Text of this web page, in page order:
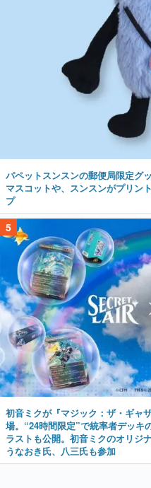
パペットスンスンの郵便局限定グ
マスコットや、スンスンがプリン
プ
5
初音ミクが『マジック：ザ・ギャ
場。“24時間限定”で統率者デッキ
ラストも公開。初音ミクのオリジ
うなおき氏、八三氏も参加